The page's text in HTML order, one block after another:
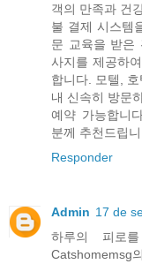
객의 만족과 건
불 결제 시스템
문 교육을 받은
사지를 제공하
합니다. 모텔,
내 신속히 방문
예약 가능합니
분께 추천드립
Responder
Admin 17 de
하루의 피로
Catshomemsg